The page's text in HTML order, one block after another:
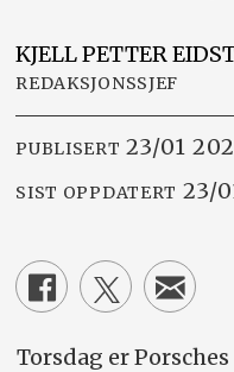
KJELL PETTER
REDAKSJONSSJEF
PUBLISERT 23/01
SIST OPPDATERT 23/
Torsdag er